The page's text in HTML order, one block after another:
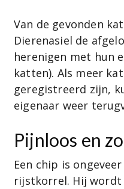
Van de gevonden
Dierenasiel de
herenigen met hun
katten). Als meer
geregistreerd zijn,
eigenaar weer
Pijnloos en
Een chip is
rijstkorrel. Hij wordt